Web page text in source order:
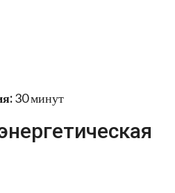
30 минут